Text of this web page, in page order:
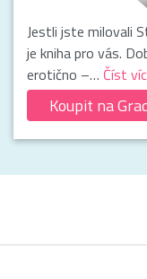
Jestli jste milovali
je kniha pro vás.
erotično –… Číst
Koupit na